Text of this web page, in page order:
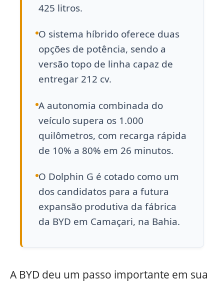
425 litros.
O sistema híbrido oferece duas
opções de potência, sendo a
versão topo de linha capaz de
entregar 212 cv.
A autonomia combinada do
veículo supera os 1.000
quilômetros, com recarga rápida
de 10% a 80% em 26 minutos.
O Dolphin G é cotado como um
dos candidatos para a futura
expansão produtiva da fábrica
da BYD em Camaçari, na Bahia.
A BYD deu um passo importante em sua